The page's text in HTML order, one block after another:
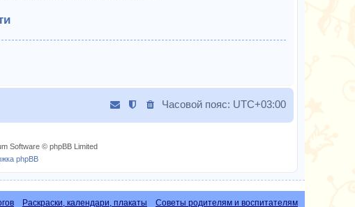
Часовой пояс: UTC+03:00
Software © phpBB Limited
phpBB
Раскраски, календари, плакаты Советы родителям и воспитателям